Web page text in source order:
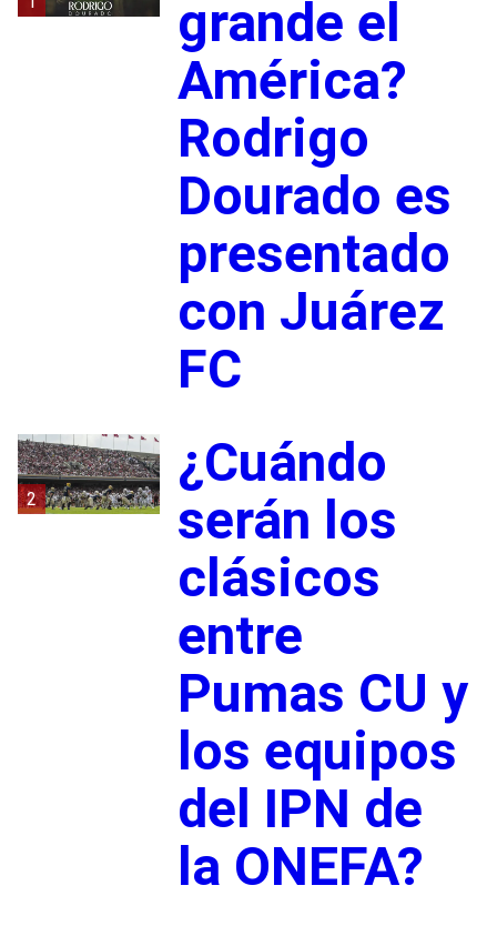
grande el
América?
Rodrigo
Dourado es
presentado
con Juárez
FC
2
¿Cuándo
serán los
clásicos
entre
Pumas CU y
los equipos
del IPN de
la ONEFA?